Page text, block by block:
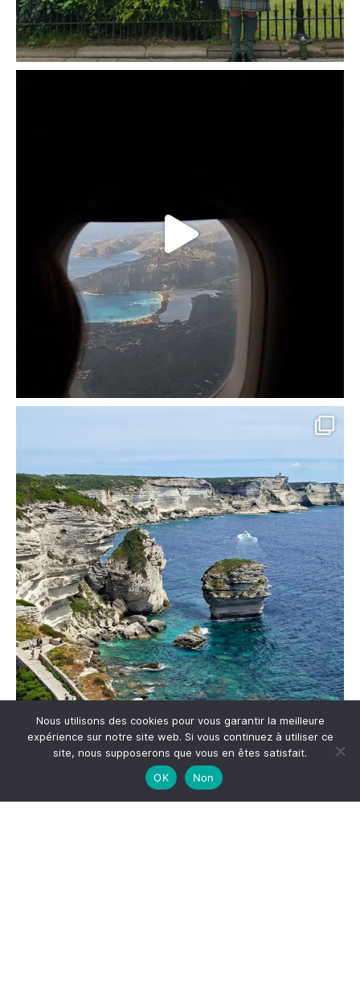
Me suivre sur Instagram
Nous utilisons des cookies pour vous garantir la meilleure
expérience sur notre site web. Si vous continuez à utiliser ce
site, nous supposerons que vous en êtes satisfait.
OK
Non